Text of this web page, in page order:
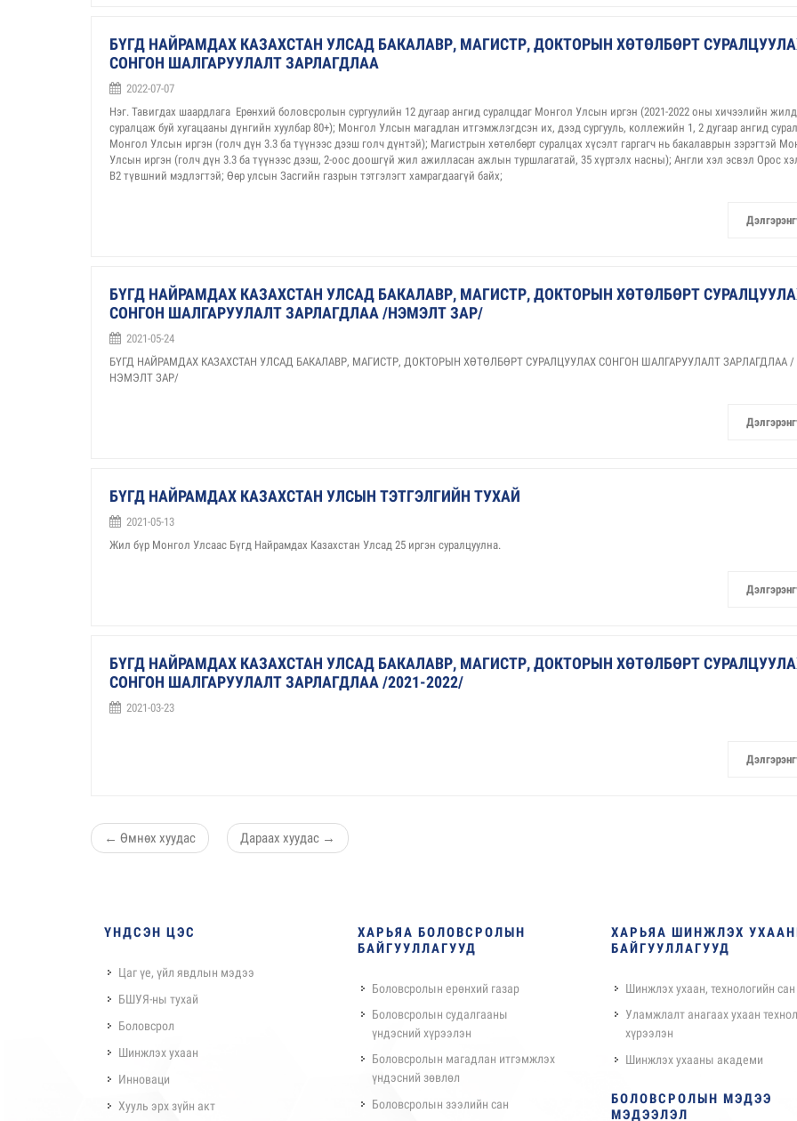
БҮГД НАЙРАМДАХ КАЗАХСТАН УЛСАД БАКАЛАВР, МАГИСТР, ДОКТОРЫН ХӨТӨЛБӨРТ
СОНГОН ШАЛГАРУУЛАЛТ ЗАРЛАГДЛАА
2022-07-07
Нэг. Тавигдах шаардлага Ерөнхий боловсролын сургуулийн 12 дугаар ангид суралцдаг Монгол Улсын иргэн (2021-2022 оны хичээлийн жилд
суралцаж буй хугацааны дүнгийн хуулбар 80+); Монгол Улсын магадлан итгэмжлэгдсэн их, дээд сургууль, коллежийн 1, 2 дугаар ангид
Монгол Улсын иргэн (голч дүн 3.3 ба түүнээс дээш голч дүнтэй); Магистрын хөтөлбөрт суралцах хүсэлт гаргагч нь бакалаврын зэрэгтэй
Улсын иргэн (голч дүн 3.3 ба түүнээс дээш, 2-оос доошгүй жил ажилласан ажлын туршлагатай, 35 хүртэлх насны); Англи хэл эсвэл Орос
B2 түвшний мэдлэгтэй; Өөр улсын Засгийн газрын тэтгэлэгт хамрагдаагүй байх;
БҮГД НАЙРАМДАХ КАЗАХСТАН УЛСАД БАКАЛАВР, МАГИСТР, ДОКТОРЫН ХӨТӨЛБӨРТ
СОНГОН ШАЛГАРУУЛАЛТ ЗАРЛАГДЛАА /НЭМЭЛТ ЗАР/
2021-05-24
БҮГД НАЙРАМДАХ КАЗАХСТАН УЛСАД БАКАЛАВР, МАГИСТР, ДОКТОРЫН ХӨТӨЛБӨРТ СУРАЛЦУУЛАХ СОНГОН ШАЛГАРУУЛАЛТ ЗАРЛАГДЛАА /
НЭМЭЛТ ЗАР/
БҮГД НАЙРАМДАХ КАЗАХСТАН УЛСЫН ТЭТГЭЛГИЙН ТУХАЙ
2021-05-13
Жил бүр Монгол Улсаас Бүгд Найрамдах Казахстан Улсад 25 иргэн суралцуулна.
БҮГД НАЙРАМДАХ КАЗАХСТАН УЛСАД БАКАЛАВР, МАГИСТР, ДОКТОРЫН ХӨТӨЛБӨРТ
СОНГОН ШАЛГАРУУЛАЛТ ЗАРЛАГДЛАА /2021-2022/
2021-03-23
← Өмнөх хуудас Дараах хуудас →
ҮНДСЭН ЦЭС
Цаг үе, үйл явдлын мэдээ
БШУЯ-ны тухай
Боловсрол
Шинжлэх ухаан
Инноваци
Хууль эрх зүйн акт
ХАРЬЯА БОЛОВСРОЛЫН
БАЙГУУЛЛАГУУД
Боловсролын ерөнхий газар
Боловсролын судалгааны
үндэсний хүрээлэн
Боловсролын магадлан итгэмжлэх
үндэсний зөвлөл
Боловсролын зээлийн сан
ХАРЬЯА ШИНЖЛЭХ
БАЙГУУЛЛАГУУД
Шинжлэх ухаан, технологийн сан
Уламжлалт анагаах ухаан
хүрээлэн
Шинжлэх ухааны академи
БОЛОВСРОЛЫН МЭДЭЭ
МЭДЭЭЛЭЛ